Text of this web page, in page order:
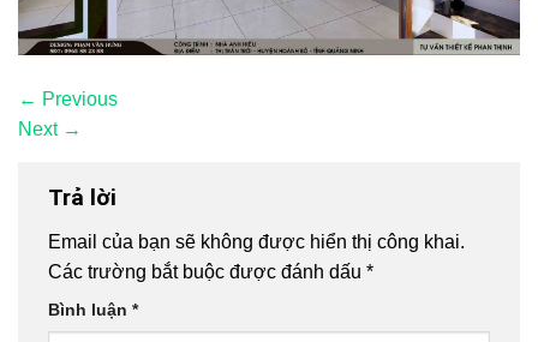
← Previous
Next →
Trả lời
Email của bạn sẽ không được hiển thị công khai.
Các trường bắt buộc được đánh dấu *
Bình luận *